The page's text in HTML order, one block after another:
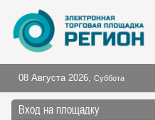
08 Августа 2026, Суббота
Вход на площадку